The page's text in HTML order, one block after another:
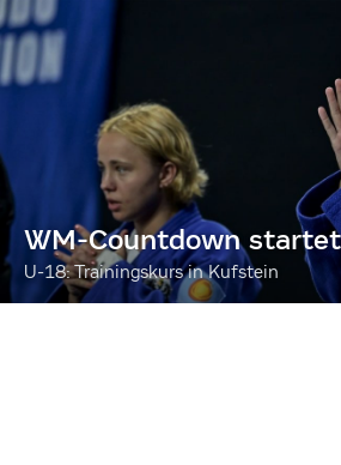
WM-Countdown startet
U-18: Trainingskurs in Kufstein